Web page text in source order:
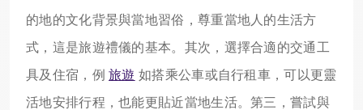
的地的文化背景與當地習俗，尊重當地人的生活方
式，這是旅遊禮儀的基本。其次，選擇合適的交通工
具及住宿，例旅遊 如搭乘公車或自行租車，可以更靈
活地安排行程，也能更貼近當地生活。第三，嘗試與